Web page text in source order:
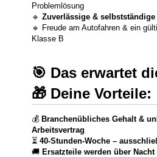
Problemlösung
🔹Zuverlässige &
🔹 Freude am Autofahren & ein
Klasse B
🎯 Das erwartet
🎁 Deine Vorteile:
💰 Branchenübliches Gehalt &
Arbeitsvertrag
⏳40-Stunden-Woche –
🚚 Ersatzteile werden über